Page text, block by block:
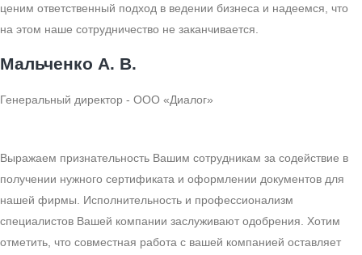
ценим ответственный подход в ведении бизнеса и надеемся, что
на этом наше сотрудничество не заканчивается.
Мальченко А. В.
Генеральный директор - ООО «Диалог»
Выражаем признательность Вашим сотрудникам за содействие в
получении нужного сертификата и оформлении документов для
нашей фирмы. Исполнительность и профессионализм
специалистов Вашей компании заслуживают одобрения. Хотим
отметить, что совместная работа с вашей компанией оставляет